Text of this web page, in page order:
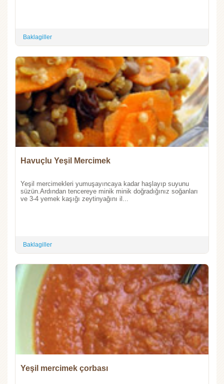
Baklagiller
Havuçlu Yeşil Mercimek
Yeşil mercimekleri yumuşayıncaya kadar haşlayıp suyunu
süzün.Ardından tencereye minik minik doğradığınız soğanları
ve 3-4 yemek kaşığı zeytinyağını il...
Baklagiller
Yeşil mercimek çorbası